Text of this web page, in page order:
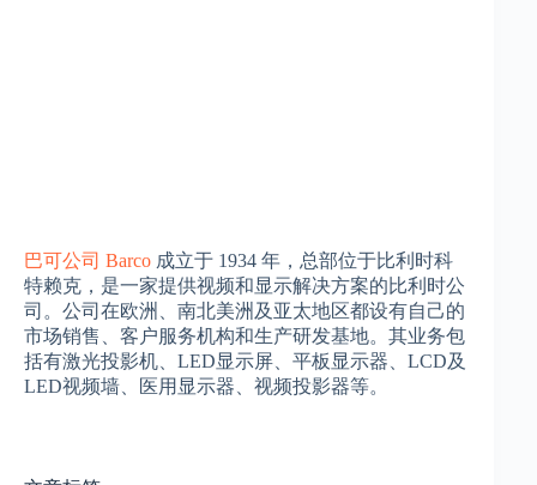
巴可公司 Barco 成立于 1934 年，总部位于比利时科
特赖克，是一家提供视频和显示解决方案的比利时公
司。公司在欧洲、南北美洲及亚太地区都设有自己的
市场销售、客户服务机构和生产研发基地。其业务包
括有激光投影机、LED显示屏、平板显示器、LCD及
LED视频墙、医用显示器、视频投影器等。